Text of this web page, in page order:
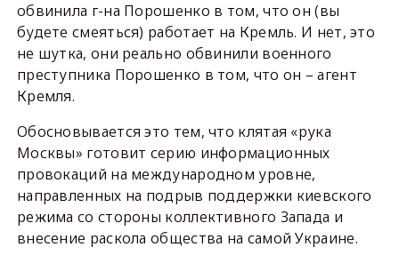
обвинила г-на Порошенко в том, что он (вы
будете смеяться) работает на Кремль. И нет, это
не шутка, они реально обвинили военного
преступника Порошенко в том, что он – агент
Кремля.
Обосновывается это тем, что клятая «рука
Москвы» готовит серию информационных
провокаций на международном уровне,
направленных на подрыв поддержки киевского
режима со стороны коллективного Запада и
внесение раскола общества на самой Украине.